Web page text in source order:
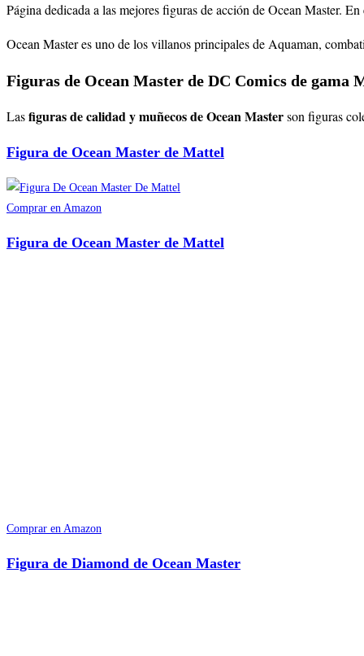
Página dedicada a las mejores figuras de acción de Ocean Master.
Ocean Master es uno de los villanos principales de Aquaman,
Figuras de Ocean Master de DC Comics de gama
Lasfiguras de calidad y muñecos de Ocean Masterson figuras
Figura de Ocean Master de Mattel
Comprar en Amazon
Figura de Ocean Master de Mattel
Comprar en Amazon
Figura de Diamond de Ocean Master